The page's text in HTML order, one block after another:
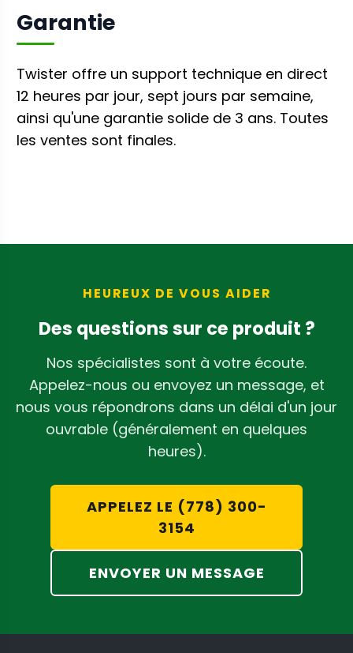
Garantie
Twister offre un support technique en direct
12 heures par jour, sept jours par semaine,
ainsi qu'une garantie solide de 3 ans. Toutes
les ventes sont finales.
HEUREUX DE VOUS AIDER
Des questions sur ce produit ?
Nos spécialistes sont à votre écoute.
Appelez-nous ou envoyez un message, et
nous vous répondrons dans un délai d'un jour
ouvrable (généralement en quelques
heures).
APPELEZ LE (778) 300-
3154
ENVOYER UN MESSAGE